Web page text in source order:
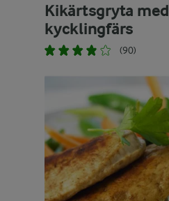
Kikärtsgryta med
kycklingfärs
(90)